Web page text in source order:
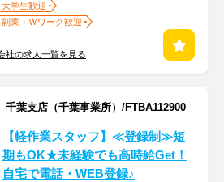
大学生歓迎
副業・Ｗワーク歓迎
社の求人一覧を見る
葉支店（千葉事業所）/FTBA112900
【軽作業スタッフ】≪登録制≫短
期もOK★未経験でも高時給Get！
自宅で電話・WEB登録♪